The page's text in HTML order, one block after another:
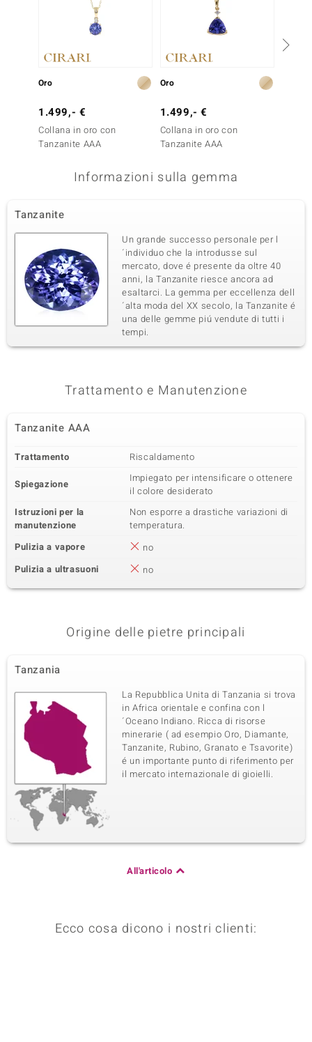
Oro
1.499,- €
Collana in oro con
Tanzanite AAA
Oro
1.499,- €
Collana in oro con
Tanzanite AAA
Informazioni sulla gemma
Tanzanite
Un grande successo personale per l
´individuo che la introdusse sul
mercato, dove é presente da oltre 40
anni, la Tanzanite riesce ancora ad
esaltarci. La gemma per eccellenza dell
´alta moda del XX secolo, la Tanzanite é
una delle gemme piú vendute di tutti i
tempi.
Trattamento e Manutenzione
Tanzanite AAA
Trattamento Riscaldamento
Spiegazione
Impiegato per intensificare o ottenere
il colore desiderato
Istruzioni per la
manutenzione
Non esporre a drastiche variazioni di
temperatura.
Pulizia a vapore
no
Pulizia a ultrasuoni
no
Origine delle pietre principali
Tanzania
La Repubblica Unita di Tanzania si trova
in Africa orientale e confina con l
´Oceano Indiano. Ricca di risorse
minerarie ( ad esempio Oro, Diamante,
Tanzanite, Rubino, Granato e Tsavorite)
é un importante punto di riferimento per
il mercato internazionale di gioielli.
All'articolo
Ecco cosa dicono i nostri clienti: